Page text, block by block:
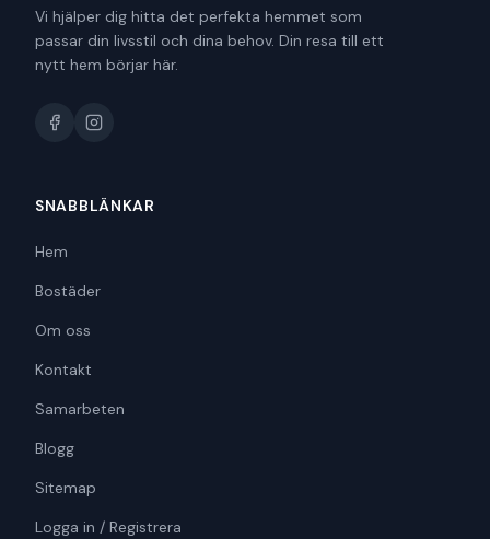
Vi hjälper dig hitta det perfekta hemmet som
passar din livsstil och dina behov. Din resa till ett
nytt hem börjar här.
SNABBLÄNKAR
Hem
Bostäder
Om oss
Kontakt
Samarbeten
Blogg
Sitemap
Logga in / Registrera